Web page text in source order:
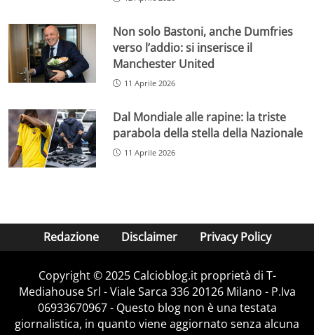
Non solo Bastoni, anche Dumfries
verso l’addio: si inserisce il
Manchester United
11 Aprile 2026
Dal Mondiale alle rapine: la triste
parabola della stella della Nazionale
11 Aprile 2026
Redazione Disclaimer Privacy Policy
Copyright © 2025 Calcioblog.it proprietà di T-
Mediahouse Srl - Viale Sarca 336 20126 Milano - P.Iva
06933670967 - Questo blog non è una testata
giornalistica, in quanto viene aggiornato senza alcuna